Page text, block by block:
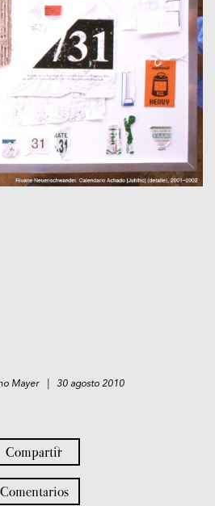
Mayer | 30 agosto 2010
Compartir
Comentarios